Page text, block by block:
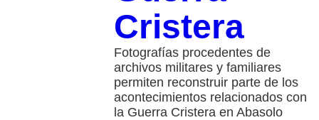
Cristera
Fotografías procedentes de
archivos militares y familiares
permiten reconstruir parte de los
acontecimientos relacionados con
la Guerra Cristera en Abasolo